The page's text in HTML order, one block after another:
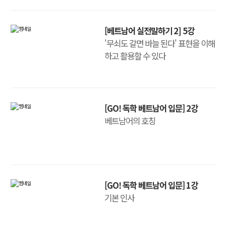
[베트남어 실전말하기 2] 5강
'무쇠도 갈면 바늘 된다' 표현을 이해
하고 활용할 수 있다
[GO! 독학 베트남어 입문] 2강
베트남어의 호칭
[GO! 독학 베트남어 입문] 1강
기본 인사